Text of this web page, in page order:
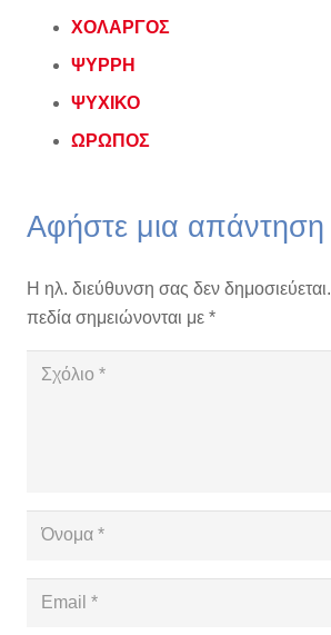
ΧΟΛΑΡΓΟΣ
ΨΥΡΡΗ
ΨΥΧΙΚΟ
ΩΡΩΠΟΣ
Αφήστε μια απάντηση
Η ηλ. διεύθυνση σας δεν δημοσιεύεται.
πεδία σημειώνονται με *